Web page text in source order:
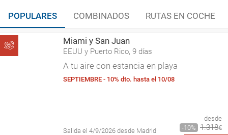
POPULARES COMBINADOS RUTAS EN COCHE
Miami y San Juan
EEUU y Puerto Rico, 9 días
A tu aire con estancia en playa
SEPTIEMBRE - 10% dto. hasta el 10/08
Salida el 4/9/2026 desde Madrid
desde
10
1.318€